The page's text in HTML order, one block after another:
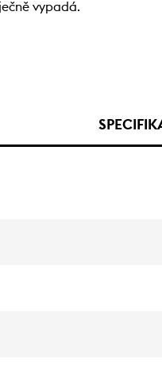
vypadá.